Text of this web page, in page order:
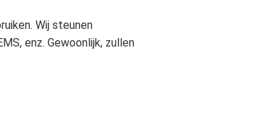
Wij steunen
enz. Gewoonlijk, zullen